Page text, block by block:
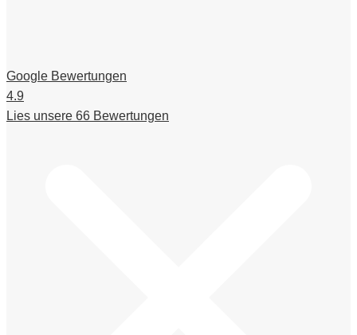
Google Bewertungen
4.9
Lies unsere 66 Bewertungen